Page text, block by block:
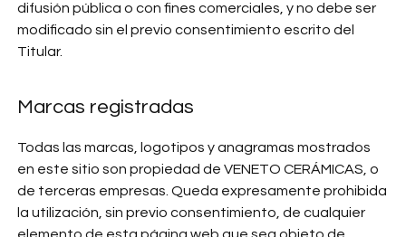
difusión pública o con fines comerciales, y no debe ser
modificado sin el previo consentimiento escrito del
Titular.
Marcas registradas
Todas las marcas, logotipos y anagramas mostrados
en este sitio son propiedad de VENETO CERÁMICAS, o
de terceras empresas. Queda expresamente prohibida
la utilización, sin previo consentimiento, de cualquier
elemento de esta página web que sea objeto de